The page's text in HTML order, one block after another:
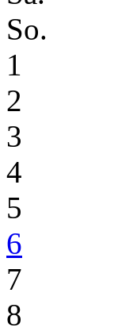
So.
1
2
3
4
5
6
7
8